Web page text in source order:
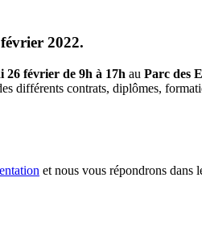
2022.
26 février de 9h à 17h au Parc des
différents contrats, diplômes,
et nous vous répondrons dans